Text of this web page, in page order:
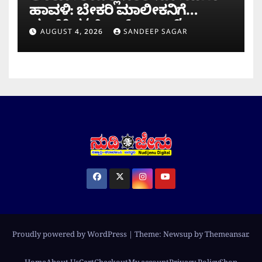
ಹಾವಳಿ: ಬೇಕರಿ ಮಾಲೀಕನಿಗೆ
ವಂಚಿಸಿದ ‘ಚಿಲ್ಡ್ರನ್ ಬ್ಯಾಂಕ್’
AUGUST 4, 2026 SANDEEP SAGAR
Proudly powered by WordPress | Theme: Newsup byThemeansar.